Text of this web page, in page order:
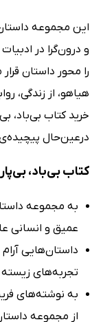
این مجموعه
و درون‌گرا در
را محور داستان
هیاهو، از زندگی،
خرید کتاب بی‌باد،
درعین‌حال پیچیده‌ی
کتاب بی‌باد،
به مجموعه
عمیق و انسانی
داستان‌هایی
تجربه‌های
به نوشته‌های
از مجموعه